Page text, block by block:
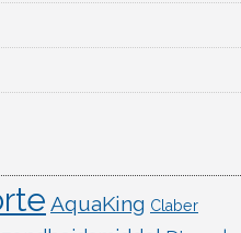
AquaKing Claber